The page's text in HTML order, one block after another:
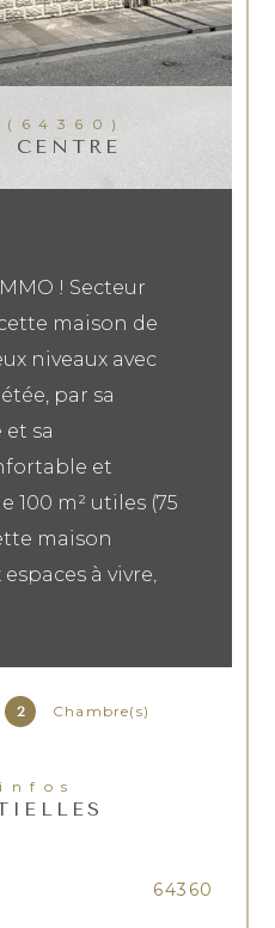
(64360)
CENTRE
2 Chambre(s)
infos
64360
! Secteur
maison de
niveaux avec
par sa
sa
et
100 m² utiles (75
maison
à vivre,
Ses plus : Palier
prix . A voir sans
auxquels ce bien est
le site